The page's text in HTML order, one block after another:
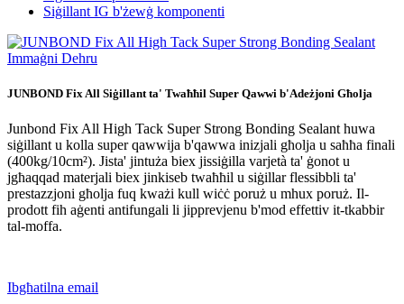
Siġillant IG b'żewġ komponenti
JUNBOND Fix All Siġillant ta' Twaħħil Super Qawwi b'Adeżjoni Għolja
Junbond Fix All High Tack Super Strong Bonding Sealant huwa
siġillant u kolla super qawwija b'qawwa inizjali għolja u saħħa finali
(400kg/10cm²). Jista' jintuża biex jissiġilla varjetà ta' ġonot u
jgħaqqad materjali biex jinkiseb twaħħil u siġillar flessibbli ta'
prestazzjoni għolja fuq kważi kull wiċċ poruż u mhux poruż. Il-
prodott fih aġenti antifungali li jipprevjenu b'mod effettiv it-tkabbir
tal-moffa.
Ibgħatilna email